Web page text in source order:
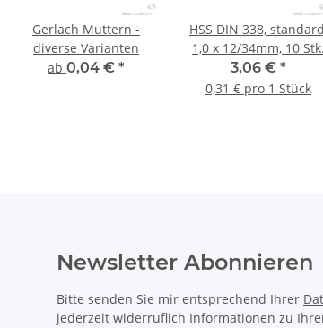
Gerlach Muttern -
diverse Varianten
ab 0,04 € *
HSS DIN 338,
1,0 x 12/34mm, 10 Stk.
3,06 € *
0,31 € pro 1 Stück
Newsletter Abonnieren
Bitte senden Sie mir entsprechend Ihrer
jederzeit widerruflich Informationen zu